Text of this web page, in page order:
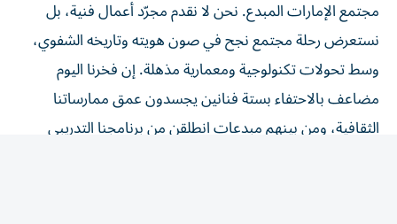
مجتمع الإمارات المبدع. نحن لا نقدم مجرّد أعمال فنية، بل
نستعرض رحلة مجتمع نجح في صون هويته وتاريخه الشفوي،
وسط تحولات تكنولوجية ومعمارية مذهلة. إن فخرنا اليوم
مضاعف بالاحتفاء بستة فنانين يجسدون عمق ممارساتنا
الثقافية، ومن بينهم مبدعات انطلقن من برنامجنا التدريبي